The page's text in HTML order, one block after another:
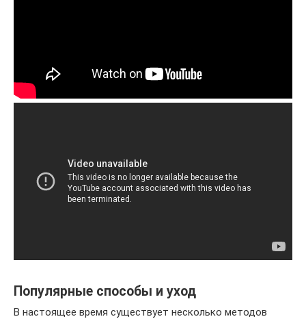
Популярные способы и уход
В настоящее время существует несколько методов